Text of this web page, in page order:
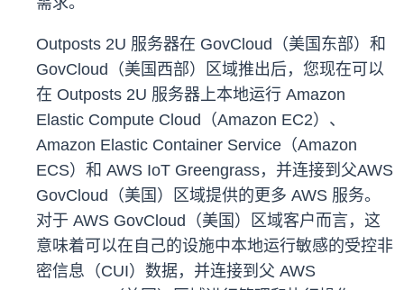
Outposts 2U 服务器在 GovCloud（美国东部）和
GovCloud（美国西部）区域推出后，您现在可以
在 Outposts 2U 服务器上本地运行 Amazon
Elastic Compute Cloud（Amazon EC2）、
Amazon Elastic Container Service（Amazon
ECS）和 AWS IoT Greengrass，并连接到父AWS
GovCloud（美国）区域提供的更多 AWS 服务。
对于 AWS GovCloud（美国）区域客户而言，这
意味着可以在自己的设施中本地运行敏感的受控非
密信息（CUI）数据，并连接到父 AWS